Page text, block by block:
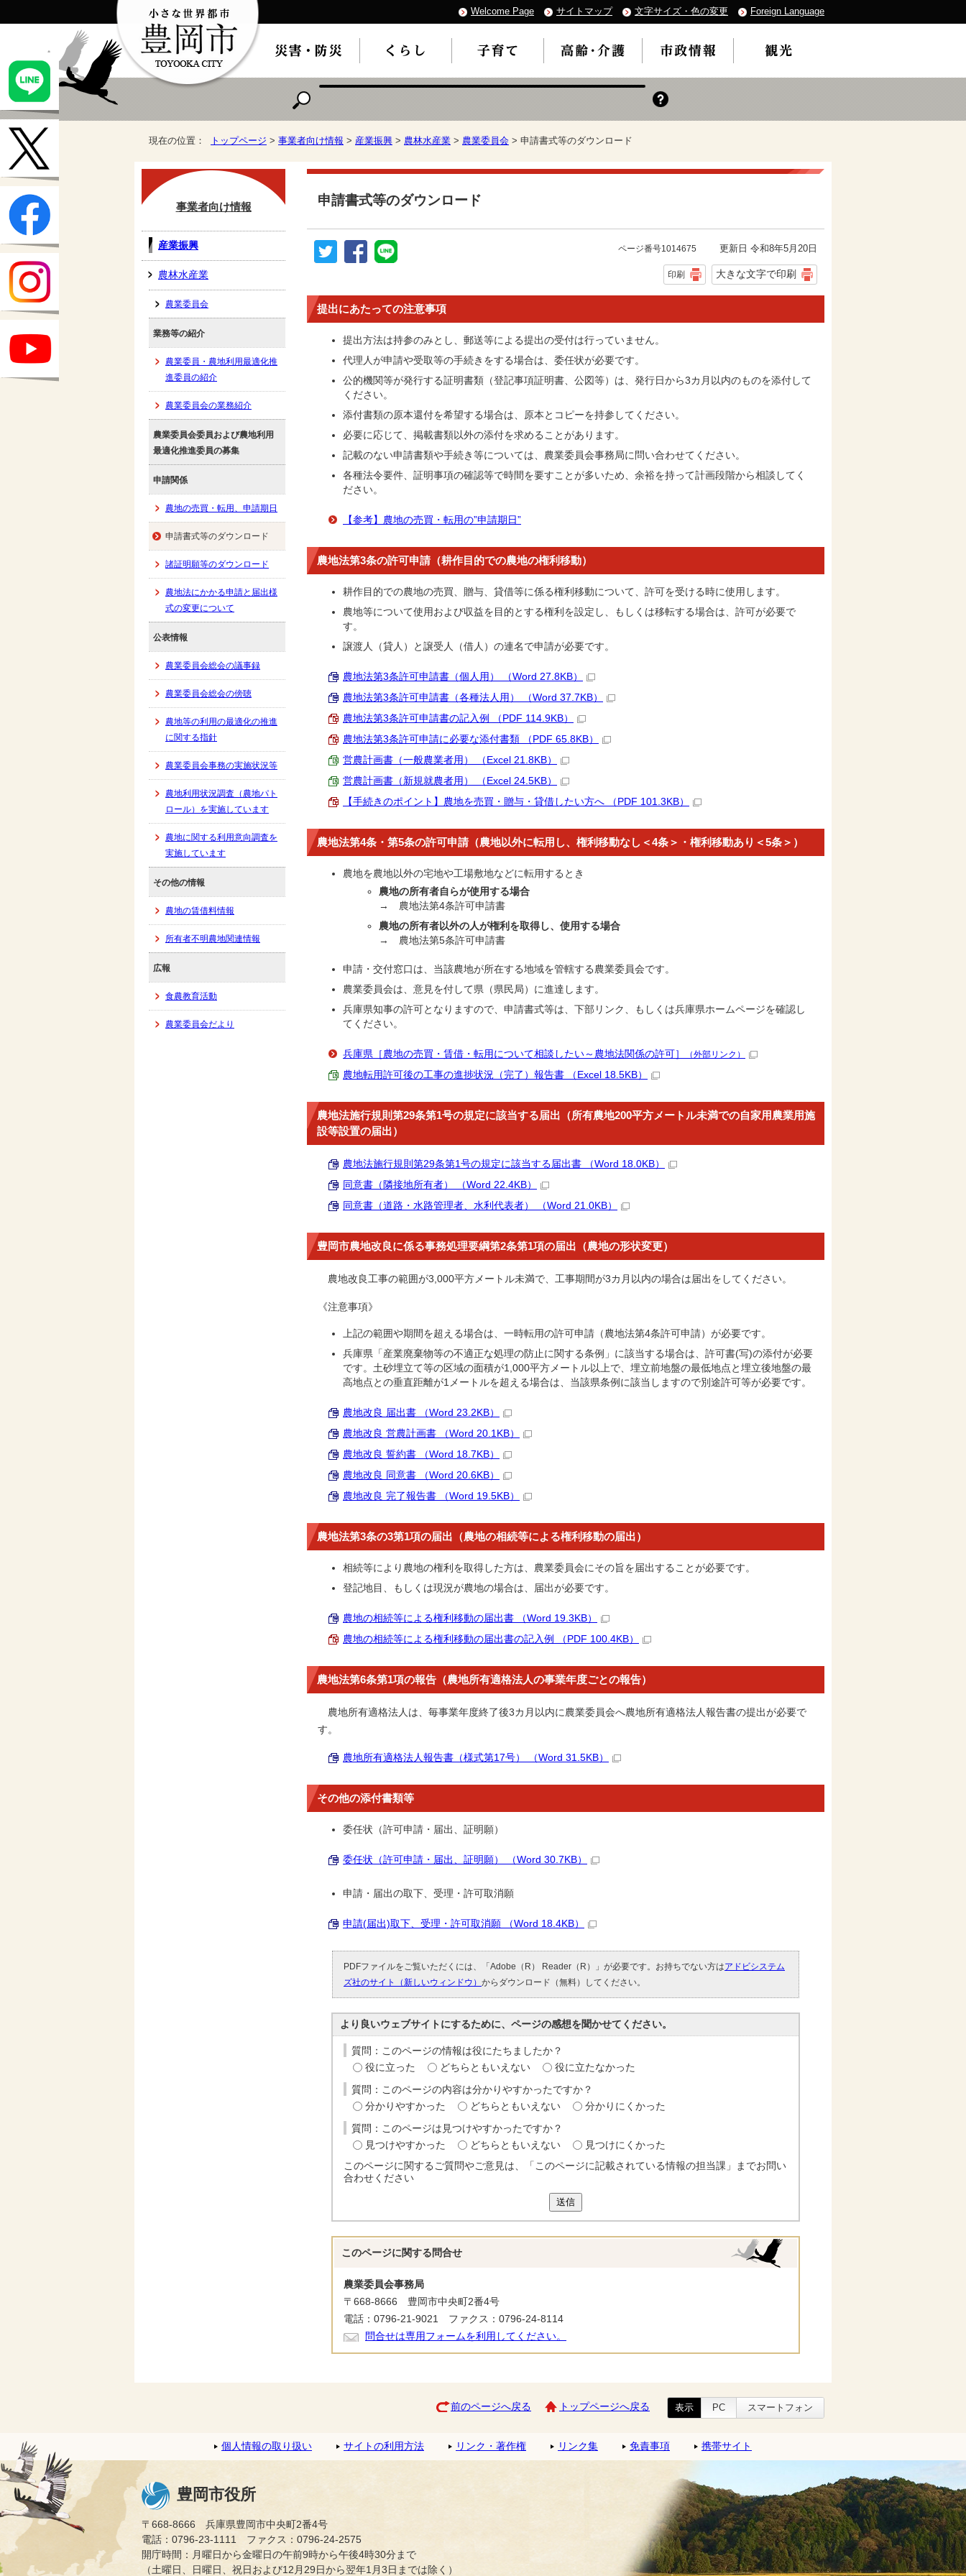
Welcome Page サイトマップ 文字サイズ・色の変更 Foreign Language
現在の位置： トップページ > 事業者向け情報 > 産業振興 > 農林水産業 > 農業委員会 > 申請書式等のダウンロード
申請書式等のダウンロード
ページ番号1014675 更新日 令和8年5月20日
印刷 大きな文字で印刷
提出にあたっての注意事項
提出方法は持参のみとし、郵送等による提出の受付は行っていません。
代理人が申請や受取等の手続きをする場合は、委任状が必要です。
公的機関等が発行する証明書類（登記事項証明書、公図等）は、発行日から3カ月以内のものを添付して
ください。
添付書類の原本還付を希望する場合は、原本とコピーを持参してください。
必要に応じて、掲載書類以外の添付を求めることがあります。
記載のない申請書類や手続き等については、農業委員会事務局に問い合わせてください。
各種法令要件、証明事項の確認等で時間を要すことが多いため、余裕を持って計画段階から相談してく
ださい。
【参考】農地の売買・転用の”申請期日”
農地法第3条の許可申請（耕作目的での農地の権利移動）
耕作目的での農地の売買、贈与、貸借等に係る権利移動について、許可を受ける時に使用します。
農地等について使用および収益を目的とする権利を設定し、もしくは移転する場合は、許可が必要で
す。
譲渡人（貸人）と譲受人（借人）の連名で申請が必要です。
農地法第3条許可申請書（個人用） （Word 27.8KB）
農地法第3条許可申請書（各種法人用） （Word 37.7KB）
農地法第3条許可申請書の記入例 （PDF 114.9KB）
農地法第3条許可申請に必要な添付書類 （PDF 65.8KB）
営農計画書（一般農業者用） （Excel 21.8KB）
営農計画書（新規就農者用） （Excel 24.5KB）
【手続きのポイント】農地を売買・贈与・貸借したい方へ （PDF 101.3KB）
農地法第4条・第5条の許可申請（農地以外に転用し、権利移動なし＜4条＞・権利移動あり＜5条＞）
農地を農地以外の宅地や工場敷地などに転用するとき
農地の所有者自らが使用する場合
→ 農地法第4条許可申請書
農地の所有者以外の人が権利を取得し、使用する場合
→ 農地法第5条許可申請書
申請・交付窓口は、当該農地が所在する地域を管轄する農業委員会です。
農業委員会は、意見を付して県（県民局）に進達します。
兵庫県知事の許可となりますので、申請書式等は、下部リンク、もしくは兵庫県ホームページを確認し
てください。
兵庫県［農地の売買・賃借・転用について相談したい～農地法関係の許可］ （外部リンク）
農地転用許可後の工事の進捗状況（完了）報告書 （Excel 18.5KB）
農地法施行規則第29条第1号の規定に該当する届出（所有農地200平方メートル未満での自家用農業用施
設等設置の届出）
農地法施行規則第29条第1号の規定に該当する届出書 （Word 18.0KB）
同意書（隣接地所有者） （Word 22.4KB）
同意書（道路・水路管理者、水利代表者） （Word 21.0KB）
豊岡市農地改良に係る事務処理要綱第2条第1項の届出（農地の形状変更）
農地改良工事の範囲が3,000平方メートル未満で、工事期間が3カ月以内の場合は届出をしてください。
《注意事項》
上記の範囲や期間を超える場合は、一時転用の許可申請（農地法第4条許可申請）が必要です。
兵庫県「産業廃棄物等の不適正な処理の防止に関する条例」に該当する場合は、許可書(写)の添付が必要
です。土砂埋立て等の区域の面積が1,000平方メートル以上で、埋立前地盤の最低地点と埋立後地盤の最
高地点との垂直距離が1メートルを超える場合は、当該県条例に該当しますので別途許可等が必要です。
農地改良 届出書 （Word 23.2KB）
農地改良 営農計画書 （Word 20.1KB）
農地改良 誓約書 （Word 18.7KB）
農地改良 同意書 （Word 20.6KB）
農地改良 完了報告書 （Word 19.5KB）
農地法第3条の3第1項の届出（農地の相続等による権利移動の届出）
相続等により農地の権利を取得した方は、農業委員会にその旨を届出することが必要です。
登記地目、もしくは現況が農地の場合は、届出が必要です。
農地の相続等による権利移動の届出書 （Word 19.3KB）
農地の相続等による権利移動の届出書の記入例 （PDF 100.4KB）
農地法第6条第1項の報告（農地所有適格法人の事業年度ごとの報告）
農地所有適格法人は、毎事業年度終了後3カ月以内に農業委員会へ農地所有適格法人報告書の提出が必要で
す。
農地所有適格法人報告書（様式第17号） （Word 31.5KB）
その他の添付書類等
委任状（許可申請・届出、証明願）
委任状（許可申請・届出、証明願） （Word 30.7KB）
申請・届出の取下、受理・許可取消願
申請(届出)取下、受理・許可取消願 （Word 18.4KB）
PDFファイルをご覧いただくには、「Adobe（R） Reader（R）」が必要です。お持ちでない方はアドビシステム
ズ社のサイト（新しいウィンドウ） からダウンロード（無料）してください。
より良いウェブサイトにするために、ページの感想を聞かせてください。
質問：このページの情報は役にたちましたか？
役に立った
どちらともいえない 役に立たなかった
質問：このページの内容は分かりやすかったですか？
分かりやすかった
どちらともいえない 分かりにくかった
質問：このページは見つけやすかったですか？
見つけやすかった
どちらともいえない
見つけにくかった
このページに関するご質問やご意見は、「このページに記載されている情報の担当課」までお問い
合わせください
送信
このページに関する 問合せ
農業委員会事務局
〒668-8666 豊岡市中央町2番4号
電話：0796-21-9021 ファクス：0796-24-8114
問合せは専用フォームを利用してください。
事業者向け情報
産業振興
農林水産業
農業委員会
業務等の紹介
農業委員・農地利用最適化推
進委員の紹介
農業委員会の業務紹介
農業委員会委員および農地利用
最適化推進委員の募集
申請関係
農地の売買・転用、申請期日
申請書式等のダウンロード
諸証明願等のダウンロード
農地法にかかる申請と届出様
式の変更について
公表情報
農業委員会総会の議事録
農業委員会総会の傍聴
農地等の利用の最適化の推進
に関する指針
農業委員会事務の実施状況等
農地利用状況調査（農地パト
ロール）を実施しています
農地に関する利用意向調査を
実施しています
その他の情報
農地の賃借料情報
所有者不明農地関連情報
広報
食農教育活動
農業委員会だより
前のページへ戻る トップページへ戻る 表示 PC スマートフォン
個人情報の取り扱い サイトの利用方法 リンク・著作権 リンク集 免責事項 携帯サイト
豊岡市役所
〒668-8666 兵庫県豊岡市中央町2番4号
電話：0796-23-1111 ファクス：0796-24-2575
開庁時間：月曜日から金曜日の午前9時から午後4時30分まで
（土曜日、日曜日、祝日および12月29日から翌年1月3日までは除く）